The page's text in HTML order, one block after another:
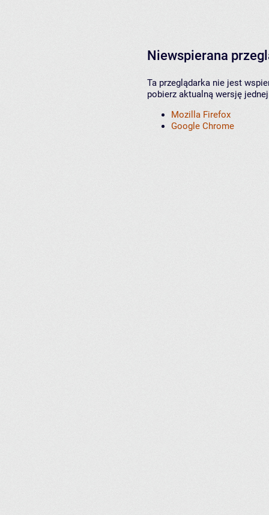
Niewspierana
Ta przeglądarka nie jest
pobierz aktualną wersję
Mozilla Firefox
Google Chrome